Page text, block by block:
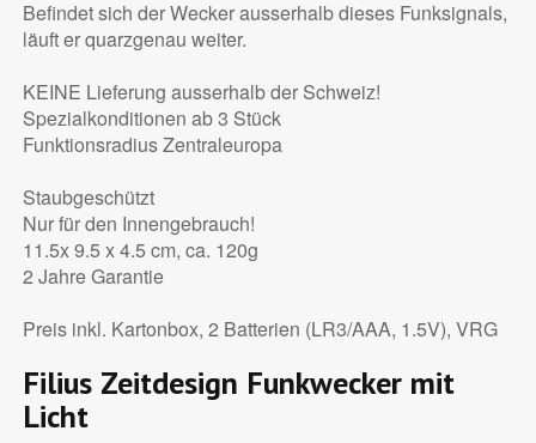
Befindet sich der Wecker ausserhalb dieses Funksignals,
läuft er quarzgenau weiter.
KEINE Lieferung ausserhalb der Schweiz!
Spezialkonditionen ab 3 Stück
Funktionsradius Zentraleuropa
Staubgeschützt
Nur für den Innengebrauch!
11.5x 9.5 x 4.5 cm, ca. 120g
2 Jahre Garantie
Preis inkl. Kartonbox, 2 Batterien (LR3/AAA, 1.5V), VRG
Filius Zeitdesign Funkwecker mit
Licht